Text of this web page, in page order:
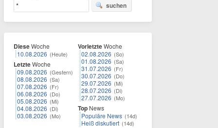
suchen
DieseWoche
10.08.2026 (Heute)
LetzteWoche
09.08.2026 (Gestern)
08.08.2026 (Sa)
07.08.2026 (Fr)
06.08.2026 (Do)
05.08.2026 (Mi)
04.08.2026 (Di)
03.08.2026 (Mo)
VorletzteWoche
02.08.2026 (So)
01.08.2026 (Sa)
31.07.2026 (Fr)
30.07.2026 (Do)
29.07.2026 (Mi)
28.07.2026 (Di)
27.07.2026 (Mo)
Top News
Populäre News (14d)
Heiß diskutiert (14d)